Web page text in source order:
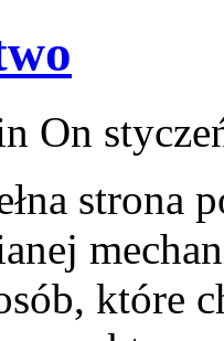
On
strona
które